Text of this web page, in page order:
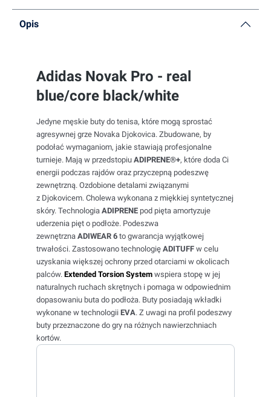
Opis
Adidas Novak Pro - real
blue/core black/white
Jedyne męskie buty do tenisa, które mogą sprostać
agresywnej grze Novaka Djokovica. Zbudowane, by
podołać wymaganiom, jakie stawiają profesjonalne
turnieje. Mają w przedstopiu ADIPRENE®+, które doda Ci
energii podczas rajdów oraz przyczepną podeszwę
zewnętrzną. Ozdobione detalami związanymi
z Djokovicem. Cholewa wykonana z miękkiej syntetycznej
skóry. Technologia ADIPRENE pod pięta amortyzuje
uderzenia pięt o podłoże. Podeszwa
zewnętrzna ADIWEAR 6 to gwarancja wyjątkowej
trwałości. Zastosowano technologię ADITUFF w celu
uzyskania większej ochrony przed otarciami w okolicach
palców. Extended Torsion System wspiera stopę w jej
naturalnych ruchach skrętnych i pomaga w odpowiednim
dopasowaniu buta do podłoża. Buty posiadają wkładki
wykonane w technologii EVA. Z uwagi na profil podeszwy
buty przeznaczone do gry na różnych nawierzchniach
kortów.